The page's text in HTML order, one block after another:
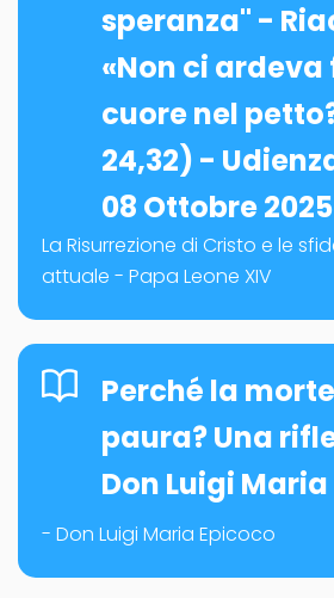
speranza" -
«Non ci ardeva
cuore nel
24,32) -
08 Ottobre 2025
La Risurrezione di Cristo e le
attuale - Papa Leone XIV
Perché la
paura? Una
Don Luigi
- Don Luigi Maria Epicoco